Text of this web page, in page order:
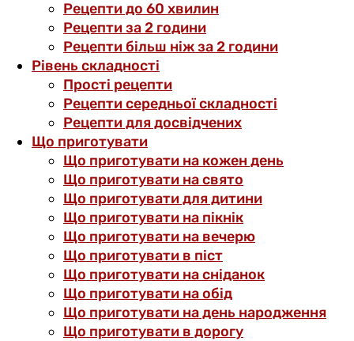
Рецепти до 60 хвилин
Рецепти за 2 години
Рецепти більш ніж за 2 години
Рівень складності
Прості рецепти
Рецепти середньої складності
Рецепти для досвідчених
Що приготувати
Що приготувати на кожен день
Що приготувати на свято
Що приготувати для дитини
Що приготувати на пікнік
Що приготувати на вечерю
Що приготувати в піст
Що приготувати на сніданок
Що приготувати на обід
Що приготувати на день народження
Що приготувати в дорогу